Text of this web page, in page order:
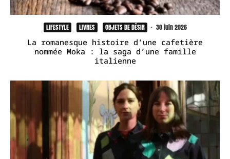
LIFESTYLE LIVRES OBJETS DE DÉSIR · 30 juin 2026
La romanesque histoire d’une cafetière
nommée Moka : la saga d’une famille
italienne